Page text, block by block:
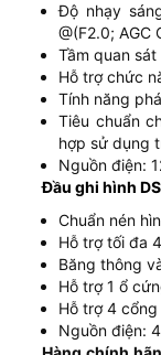
Độ nhạy
@(F2.0; AGC
Tầm quan
Hỗ trợ chức
Tính năng
Tiêu chuẩn
hợp sử dụng
Nguồn điện:
Đầu ghi hình
Chuẩn nén
Hỗ trợ tối đa
Băng thông
Hỗ trợ 1 ổ
Hỗ trợ 4 cổng
Nguồn điện: